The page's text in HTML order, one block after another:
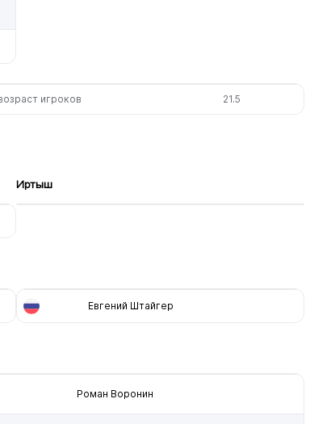
игроков 21.5
Иртыш
Евгений Штайгер
Роман Воронин